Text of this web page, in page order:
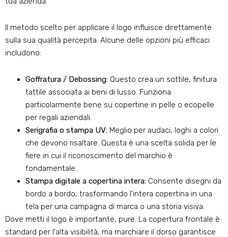
Il metodo scelto per applicare il logo influisce direttamente
sulla sua qualità percepita. Alcune delle opzioni più efficaci
includono:
Goffratura / Debossing: Questo crea un sottile, finitura
tattile associata ai beni di lusso. Funziona
particolarmente bene su copertine in pelle o ecopelle
per regali aziendali.
Serigrafia o stampa UV: Meglio per audaci, loghi a colori
che devono risaltare. Questa è una scelta solida per le
fiere in cui il riconoscimento del marchio è
fondamentale.
Stampa digitale a copertina intera: Consente disegni da
bordo a bordo, trasformando l'intera copertina in una
tela per una campagna di marca o una storia visiva.
Dove metti il ​​logo è importante, pure. La copertura frontale è
standard per l'alta visibilità, ma marchiare il dorso garantisce